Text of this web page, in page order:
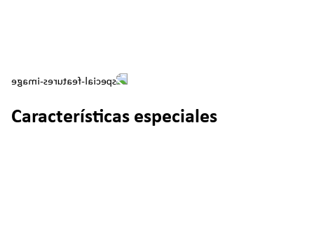
Características especiales